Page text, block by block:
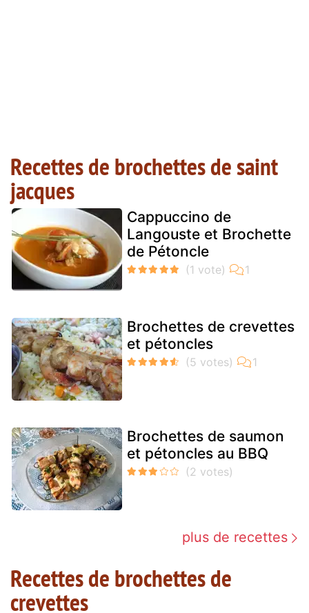
Recettes de brochettes de saint
jacques
Cappuccino de
Langouste et Brochette
de Pétoncle
Brochettes de crevettes
et pétoncles
Brochettes de saumon
et pétoncles au BBQ
plus de recettes
Recettes de brochettes de
crevettes